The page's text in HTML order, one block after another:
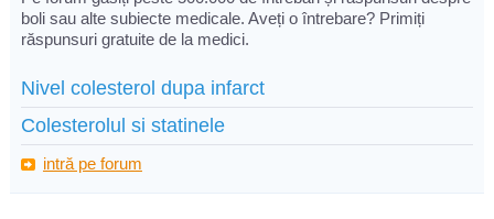
boli sau alte subiecte medicale. Aveți o întrebare? Primiți
răspunsuri gratuite de la medici.
Nivel colesterol dupa infarct
Colesterolul si statinele
intră pe forum